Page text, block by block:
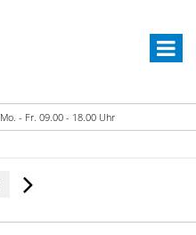
Mo. - Fr. 09.00 - 18.00 Uhr